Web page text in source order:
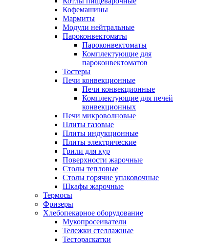
Кофемашины
Мармиты
Модули нейтральные
Пароконвектоматы
Пароконвектоматы
Комплектующие для
пароконвектоматов
Тостеры
Печи конвекционные
Печи конвекционные
Комплектующие для печей
конвекционных
Печи микроволновые
Плиты газовые
Плиты индукционные
Плиты электрические
Грили для кур
Поверхности жарочные
Столы тепловые
Столы горячие упаковочные
Шкафы жарочные
Термосы
Фризеры
Хлебопекарное оборудование
Мукопросеиватели
Тележки стеллажные
Тестораскатки